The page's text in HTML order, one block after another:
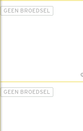
GEEN BROEDSEL
GEEN BROEDSEL